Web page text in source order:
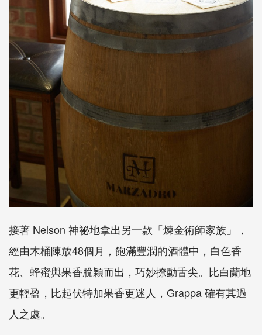
接著 Nelson 神祕地拿出另一款「煉金術師家族」，
經由木桶陳放48個月，飽滿豐潤的酒體中，白色香
花、蜂蜜與果香脫穎而出，巧妙撩動舌尖。比白蘭地
更輕盈，比起伏特加果香更迷人，Grappa 確有其過
人之處。